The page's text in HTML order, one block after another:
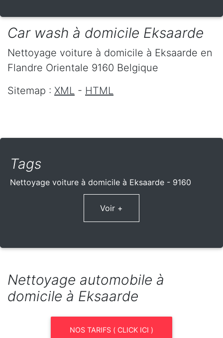
Car wash à domicile Eksaarde
Nettoyage voiture à domicile à Eksaarde en
Flandre Orientale 9160 Belgique
Sitemap : XML - HTML
Tags
Nettoyage voiture à domicile à Eksaarde - 9160
Voir +
Nettoyage automobile à
domicile à Eksaarde
NOS TARIFS ( CLICK ICI )